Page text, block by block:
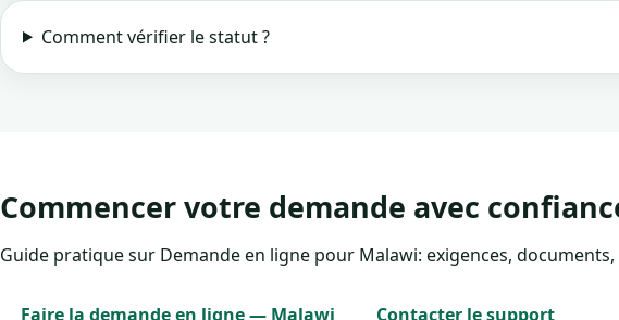
Comment vérifier le statut ?
Commencer votre demande avec
Guide pratique sur Demande en ligne pour Malawi: exigences,
Faire la demande en ligne — Malawi Contacter le support